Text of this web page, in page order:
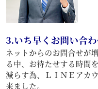
3.いち早くお問い合
ネットからのお問合せが
る中、お待たせする時間
減らす為、ＬＩＮＥアカ
来ました。